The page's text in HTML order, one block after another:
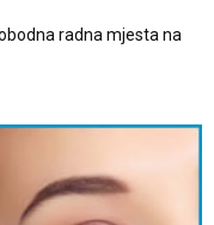
radna mjesta na